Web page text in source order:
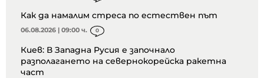
Как да намалим стреса по естествен път
06.08.2026 | 09:00 ч. 0
Киев: В Западна Русия е започнало
разполагането на севернокорейска ракетна
част